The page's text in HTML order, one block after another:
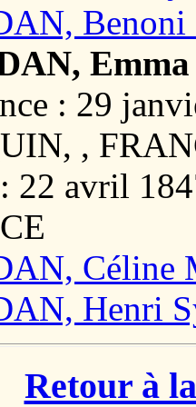
Benoni
Emma
: 29
,
: 22 avril
Céline
Henri
Retour à